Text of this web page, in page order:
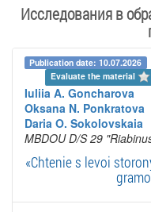
Исследования в
Publication date: 10.07.2026
Evaluate the material
Iuliia A. Goncharova
Oksana N. Ponkratova
Daria O. Sokolovskaia
MBDOU D/S 29
«Chtenie s levoi